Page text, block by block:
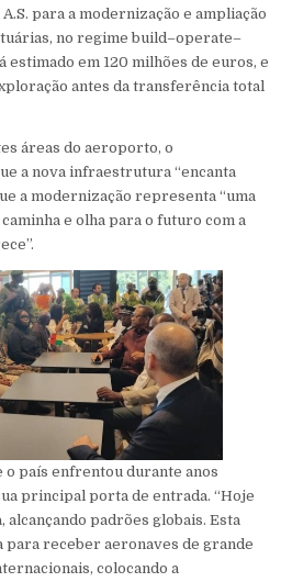
para a modernização e ampliação
no regime build–operate–
em 120 milhões de euros, e
antes da transferência total
áreas do aeroporto, o
a nova infraestrutura “encanta
a modernização representa “uma
e olha para o futuro com a
país enfrentou durante anos
principal porta de entrada. “Hoje
padrões globais. Esta
receber aeronaves de grande
colocando a